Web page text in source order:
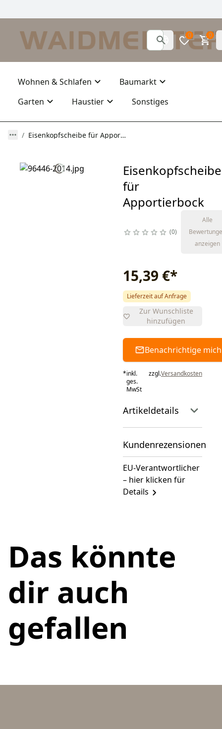
0 0
Wohnen & Schlafen
Baumarkt
Garten
Haustier Sonstiges
Eisenkopfscheibe für Apportierbock
Eisenkopfscheibe
für
Apportierbock
0
Alle
anzeigen
15,39 €*
Lieferzeit auf Anfrage
Zur Wunschliste
hinzufügen
Benachrichtige mich
*inkl.
ges.
MwSt
zzgl.Versandkosten
Artikeldetails
Kundenrezensionen
EU-Verantwortlicher
– hier klicken für
Details
Das könnte
dir auch
gefallen